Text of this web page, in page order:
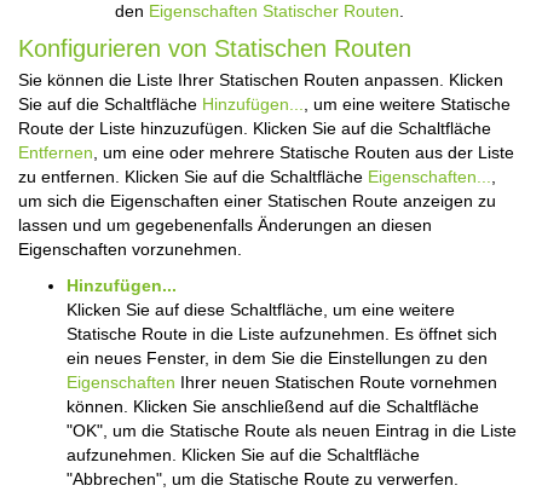
den Eigenschaften Statischer Routen
Konfigurieren von Statischen Routen
Sie können die Liste Ihrer Statischen Routen anpassen. Klicken
Sie auf die Schaltfläche Hinzufügen...
, um eine weitere Statische
Route der Liste hinzuzufügen. Klicken Sie auf die Schaltfläche
Entfernen , um eine oder mehrere Statische Routen aus der Liste
zu entfernen. Klicken Sie auf die Schaltfläche Eigenschaften...
um sich die Eigenschaften einer Statischen Route anzeigen zu
lassen und um gegebenenfalls Änderungen an diesen
Eigenschaften vorzunehmen.
Hinzufügen...
Klicken Sie auf diese Schaltfläche, um eine weitere
Statische Route in die Liste aufzunehmen. Es öffnet sich
ein neues Fenster, in dem Sie die Einstellungen zu den
Eigenschaften Ihrer neuen Statischen Route vornehmen
können. Klicken Sie anschließend auf die Schaltfläche
"OK", um die Statische Route als neuen Eintrag in die Liste
aufzunehmen. Klicken Sie auf die Schaltfläche
"Abbrechen", um die Statische Route zu verwerfen.